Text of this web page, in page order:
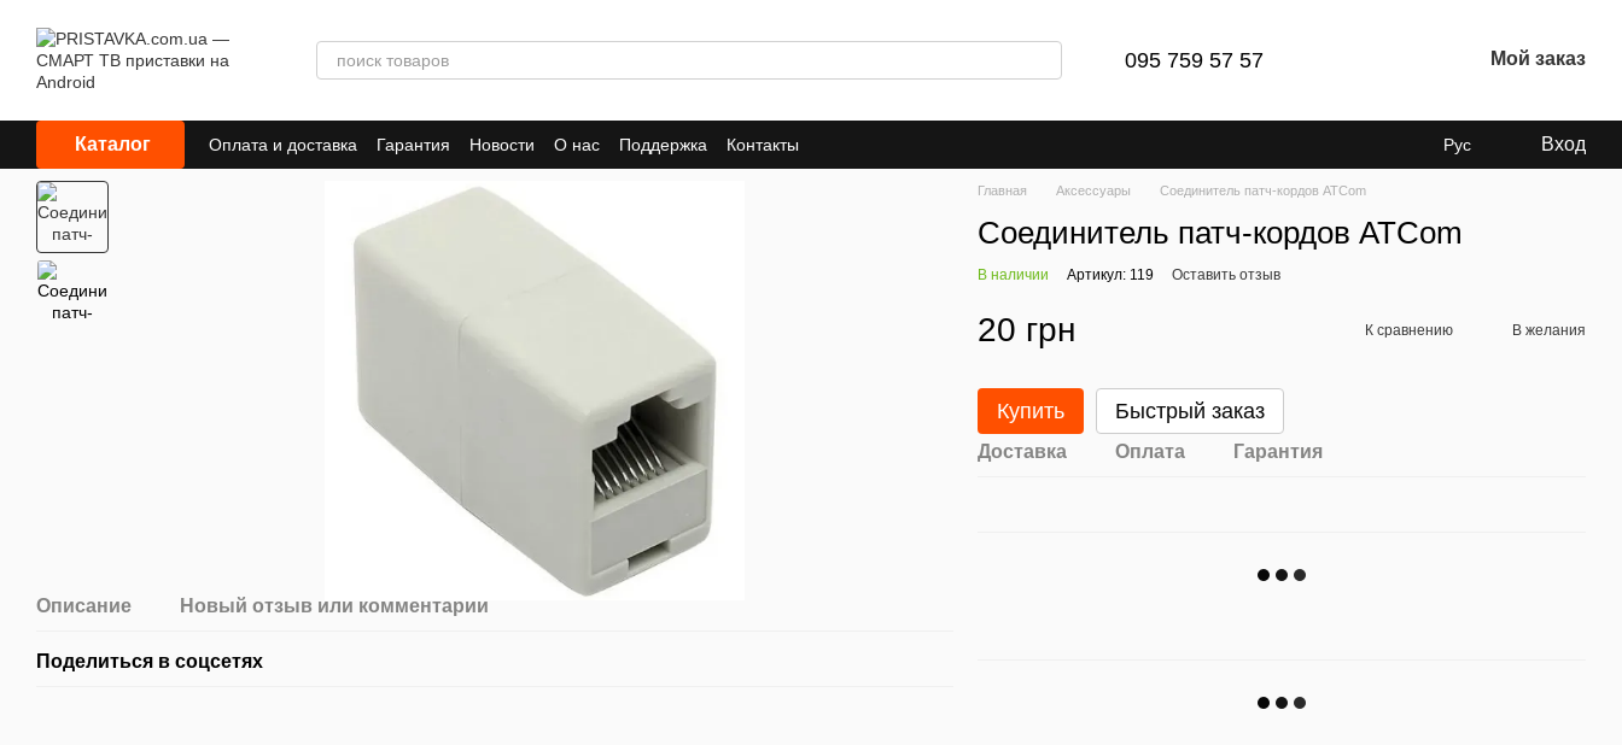
095 759 57 57 Мой заказ
Каталог Оплата и доставка Гарантия Новости О нас Поддержка Контакты Рус Вход
Описание Новый отзыв или комментарий
Поделиться в соцсетях
Главная Аксессуары Соединитель патч-кордов ATCom
Соединитель патч-кордов ATCom
В наличии Артикул: 119 Оставить отзыв
20 грн К сравнению В желания
Купить Быстрый заказ
Доставка Оплата Гарантия